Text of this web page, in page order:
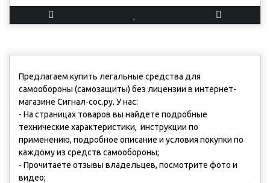
Предлагаем купить легальные средства для
самообороны (самозащиты) без лицензии в интернет-
магазине Сигнал-сос.ру. У нас:
- На страницах товаров вы найдете подробные
технические характеристики, инструкции по
применению, подробное описание и условия покупки по
каждому из средств самообороны;
- Прочитаете отзывы владельцев, посмотрите фото и
видео;